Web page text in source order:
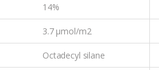
14%
3.7 μmol/m2
Octadecyl silane